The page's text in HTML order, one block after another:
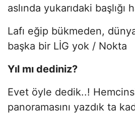
aslında yukarıdaki başlığı
Lafı eğip bükmeden,
başka bir LİG yok / Nokta
Yıl mı dediniz?
Evet öyle dedik..!
panoramasını yazdık ta